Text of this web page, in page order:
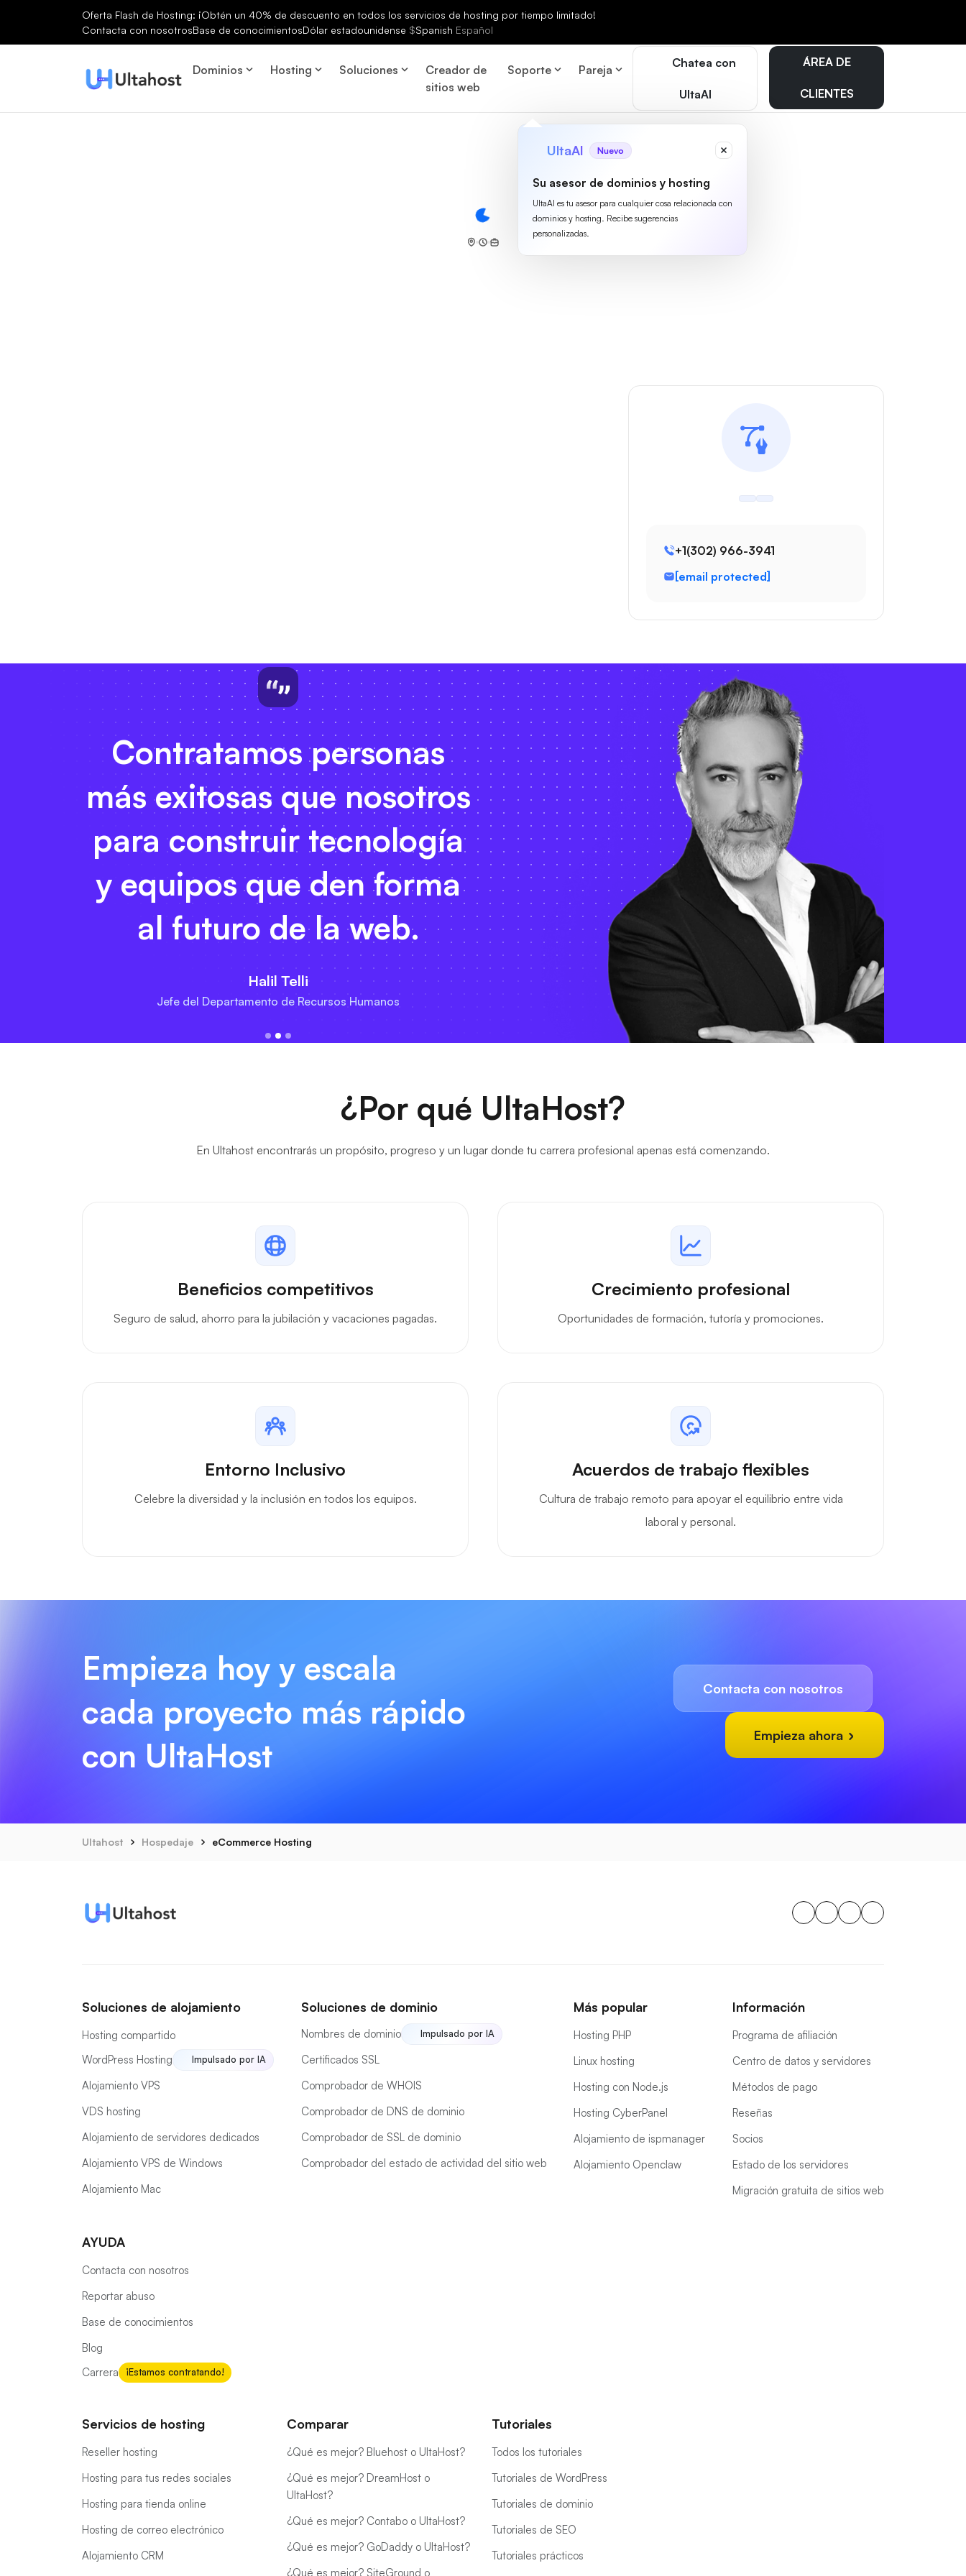
Oferta Flash de Hosting: ¡Obtén un 40% de descuento en todos los servicios de hosting por tiempo limitado!
Contacta con nosotrosBase de conocimientosDólar estadounidense $Spanish Español
Dominios Hosting Soluciones
Creador de
sitios web
Soporte Pareja Chatea con
UltaAI
UltaAI Nuevo
Su asesor de dominios y hosting
UltaAI es tu asesor para cualquier cosa relacionada con
dominios y hosting. Recibe sugerencias
personalizadas.
ÁREA DE
CLIENTES
+1(302) 966-3941
[email protected]
Contratamos personas
más exitosas que nosotros
para construir tecnología
y equipos que den forma
al futuro de la web.
Halil Telli
Jefe del Departamento de Recursos Humanos
¿Por qué UltaHost?
En Ultahost encontrarás un propósito, progreso y un lugar donde tu carrera profesional apenas está comenzando.
Beneficios competitivos
Seguro de salud, ahorro para la jubilación y vacaciones pagadas.
Crecimiento profesional
Oportunidades de formación, tutoría y promociones.
Entorno Inclusivo
Celebre la diversidad y la inclusión en todos los equipos.
Acuerdos de trabajo flexibles
Cultura de trabajo remoto para apoyar el equilibrio entre vida
laboral y personal.
Empieza hoy y escala
cada proyecto más rápido
con UltaHost
Contacta con nosotros
Empieza ahora
Ultahost Hospedaje eCommerce Hosting
Soluciones de alojamiento
Hosting compartido
WordPress Hosting
Impulsado por IA
Alojamiento VPS
VDS hosting
Alojamiento de servidores dedicados
Alojamiento VPS de Windows
Alojamiento Mac
Soluciones de dominio
Nombres de dominio Impulsado por IA
Certificados SSL
Comprobador de WHOIS
Comprobador de DNS de dominio
Comprobador de SSL de dominio
Comprobador del estado de actividad del sitio web
Más popular
Hosting PHP
Linux hosting
Hosting con Node.js
Hosting CyberPanel
Alojamiento de ispmanager
Alojamiento Openclaw
Información
Programa de afiliación
Centro de datos y servidores
Métodos de pago
Reseñas
Socios
Estado de los servidores
Migración gratuita de sitios web
AYUDA
Contacta con nosotros
Reportar abuso
Base de conocimientos
Blog
Carrera
¡Estamos contratando!
Servicios de hosting
Reseller hosting
Hosting para tus redes sociales
Hosting para tienda online
Hosting de correo electrónico
Alojamiento CRM
Comparar
¿Qué es mejor? Bluehost o UltaHost?
¿Qué es mejor? DreamHost o
UltaHost?
¿Qué es mejor? Contabo o UltaHost?
¿Qué es mejor? GoDaddy o UltaHost?
¿Qué es mejor? SiteGround o
Tutoriales
Todos los tutoriales
Tutoriales de WordPress
Tutoriales de dominio
Tutoriales de SEO
Tutoriales prácticos